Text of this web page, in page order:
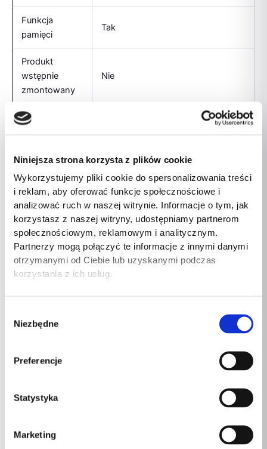
Niniejsza strona korzysta z plików cookie
Wykorzystujemy pliki cookie do spersonalizowania treści
i reklam, aby oferować funkcje społecznościowe i
analizować ruch w naszej witrynie. Informacje o tym, jak
korzystasz z naszej witryny, udostępniamy partnerom
społecznościowym, reklamowym i analitycznym.
Partnerzy mogą połączyć te informacje z innymi danymi
otrzymanymi od Ciebie lub uzyskanymi podczas
korzystania z ich usług.
zgody
Niezbędne
Preferencje
Statystyka
Marketing
Funkcja
pamięci
Tak
Produkt
wstępnie
zmontowany
Nie
Napięcie
Częstotliwość 50 / 60 Hz
Zakres
regulacji
wysokości
727 – 1202 mm
22 mm
Szerokość
produktu
1500 mm
obciążenie
produktu
zestawu
Wszystkie potrzebne akcesoria
Zawartość